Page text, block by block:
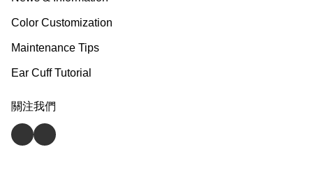
Color Customization
Maintenance Tips
Ear Cuff Tutorial
關注我們